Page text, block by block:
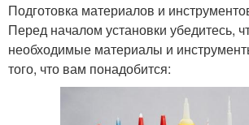
Подготовка материалов и
Перед началом установки убедитесь,
необходимые материалы и
того, что вам понадобится: